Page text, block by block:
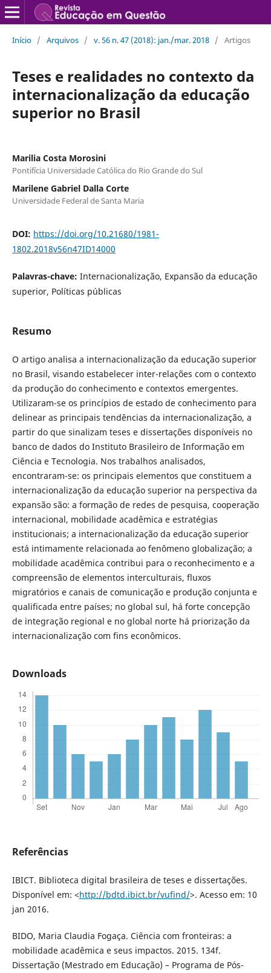
Início / Arquivos / v. 56 n. 47 (2018): jan./mar. 2018 / Artigos
Teses e realidades no contexto da
internacionalização da educação
superior no Brasil
Marilia Costa Morosini
Pontifícia Universidade Católica do Rio Grande do Sul
Marilene Gabriel Dalla Corte
Universidade Federal de Santa Maria
DOI: https://doi.org/10.21680/1981-
1802.2018v56n47ID14000
Palavras-chave: Internacionalização, Expansão da educação
superior, Políticas públicas
Resumo
O artigo analisa a internacionalização da educação superior
no Brasil, visando estabelecer inter-relações com o contexto
da produção do conhecimento e contextos emergentes.
Utilizaram-se os princípios de estado de conhecimento para
delinear as principais tendências da internacionalização, a
partir do que sinalizam teses e dissertações disponíveis no
banco de dados do Instituto Brasileiro de Informação em
Ciência e Tecnologia. Nos trabalhos analisados,
encontraram-se: os principais elementos que constituem a
internacionalização da educação superior na perspectiva da
expansão são: a formação de redes de pesquisa, cooperação
internacional, mobilidade acadêmica e estratégias
institucionais; a internacionalização da educação superior
está intimamente relacionada ao fenômeno globalização; a
mobilidade acadêmica contribui para o reconhecimento e a
compreensão de elementos interculturais, fluxos
migratórios e canais de comunicação e produção conjunta e
qualificada entre países; no global sul, há forte concepção
de integração regional e no global norte há priorização da
internacionalização com fins econômicos.
Downloads
Referências
IBICT. Biblioteca digital brasileira de teses e dissertações.
Disponível em: <http://bdtd.ibict.br/vufind/>. Acesso em: 10
jan 2016.
BIDO, Maria Claudia Fogaça. Ciência com fronteiras: a
mobilidade acadêmica e seus impactos. 2015. 134f.
Dissertação (Mestrado em Educação) – Programa de Pós-